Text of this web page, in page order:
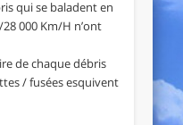
qui se baladent en
000 Km/H n’ont
de chaque débris
/ fusées esquivent